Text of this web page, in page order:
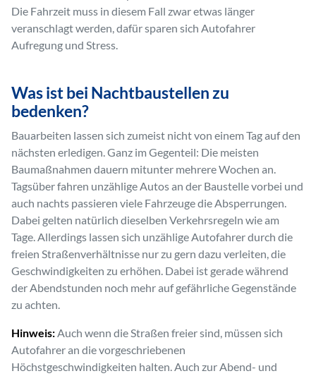
Die Fahrzeit muss in diesem Fall zwar etwas länger
veranschlagt werden, dafür sparen sich Autofahrer
Aufregung und Stress.
Was ist bei Nachtbaustellen zu
bedenken?
Bauarbeiten lassen sich zumeist nicht von einem Tag auf den
nächsten erledigen. Ganz im Gegenteil: Die meisten
Baumaßnahmen dauern mitunter mehrere Wochen an.
Tagsüber fahren unzählige Autos an der Baustelle vorbei und
auch nachts passieren viele Fahrzeuge die Absperrungen.
Dabei gelten natürlich dieselben Verkehrsregeln wie am
Tage. Allerdings lassen sich unzählige Autofahrer durch die
freien Straßenverhältnisse nur zu gern dazu verleiten, die
Geschwindigkeiten zu erhöhen. Dabei ist gerade während
der Abendstunden noch mehr auf gefährliche Gegenstände
zu achten.
Hinweis:Auch wenn die Straßen freier sind, müssen sich
Autofahrer an die vorgeschriebenen
Höchstgeschwindigkeiten halten. Auch zur Abend- und